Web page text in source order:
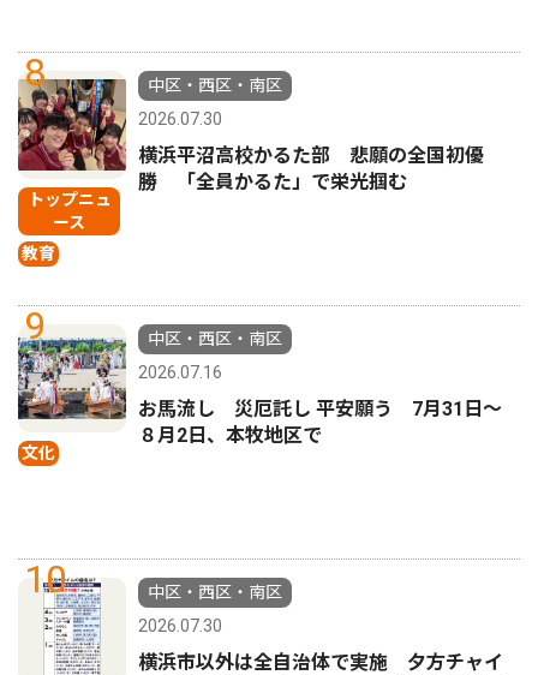
8
トップニュ
ース
教育
中区・西区・南区
2026.07.30
横浜平沼高校かるた部 悲願の全国初優
勝 「全員かるた」で栄光掴む
9
文化
中区・西区・南区
2026.07.16
お馬流し 災厄託し 平安願う 7月31日〜
８月2日、本牧地区で
10
中区・西区・南区
2026.07.30
横浜市以外は全自治体で実施 夕方チャイ